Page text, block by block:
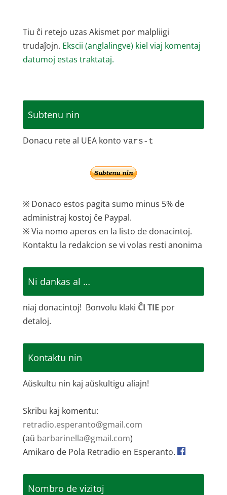
Tiu ĉi retejo uzas Akismet por malpliigi
trudaĵojn. Ekscii (anglalingve) kiel viaj komentaj
datumoj estas traktataj.
Subtenu nin
Donacu rete al UEA konto vars-t
※ Donaco estos pagita sumo minus 5% de
administraj kostoj ĉe Paypal.
※ Via nomo aperos en la listo de donacintoj.
Kontaktu la redakcion se vi volas resti anonima
Ni dankas al …
niaj donacintoj! Bonvolu klaki ĈI TIE por
detaloj.
Kontaktu nin
Aŭskultu nin kaj aŭskultigu aliajn!
Skribu kaj komentu:
retradio.esperanto@gmail.com
(aŭ barbarinella@gmail.com)
Amikaro de Pola Retradio en Esperanto.
Nombro de vizitoj